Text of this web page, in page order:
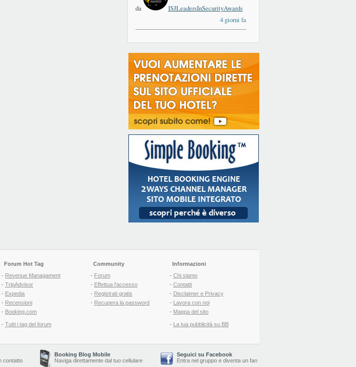
da
ISJLeadersInSecurityAwards
4 giorni fa
Forum Hot Tag
- Revenue Managament
- TripAdvisor
- Expedia
- Recensioni
- Booking.com
- Tutti i tag del forum
Community
- Forum
- Effettua l'accesso
- Registrati gratis
- Recupera la password
Informazioni
- Chi siamo
- Contatti
- Disclaimer e Privacy
- Lavora con noi
- Mappa del sito
- La tua pubblicità su BB
contatto
Booking Blog Mobile
Naviga direttamente dal tuo cellulare
Seguici su Facebook
Entra nel gruppo e diventa un fan